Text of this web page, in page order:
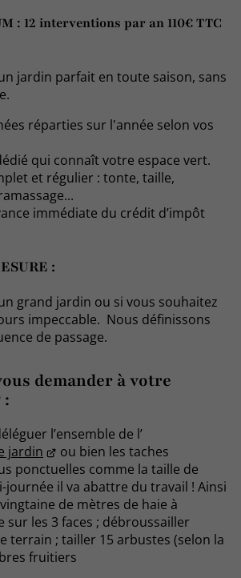
: 12 interventions par an 110€ TTC
jardin parfait en toute saison, sans
réparties sur l'année selon vos
qui connaît votre espace vert.
et régulier : tonte, taille,
immédiate du crédit d’impôt
:
grand jardin ou si vous souhaitez
impeccable. Nous définissons
de passage.
demander à votre
:
l’ensemble de l’
jardin
ou bien les taches
ponctuelles comme la taille de
journée il va abattre du travail ! Ainsi
de mètres de haie à
sur les 3 faces ; débroussailler
terrain ; tailler 15 arbustes (selon la
fruitiers